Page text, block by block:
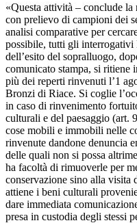
«Questa attività – conclude
con prelievo di campioni dei
analisi comparative per
possibile, tutti gli interrogativi
dell’esito del sopralluogo,
comunicato stampa, si ritiene
più dei reperti rinvenuti l’1
Bronzi di Riace. Si coglie
in caso di rinvenimento
culturali e del paesaggio (art.
cose mobili e immobili nelle
rinvenute dandone denuncia
delle quali non si possa
ha facoltà di rimuoverle per
conservazione sino alla visita
attiene i beni culturali
dare immediata
presa in custodia degli stessi